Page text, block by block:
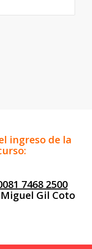
ingreso de la
7468 2500
Gil Coto